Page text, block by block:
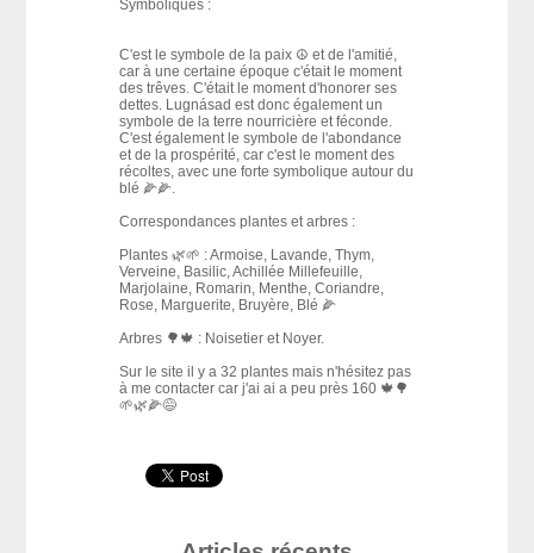
Symboliques :
C'est le symbole de la paix ☮️ et de l'amitié,
car à une certaine époque c'était le moment
des trêves. C'était le moment d'honorer ses
dettes. Lugnásad est donc également un
symbole de la terre nourricière et féconde.
C'est également le symbole de l'abondance
et de la prospérité, car c'est le moment des
récoltes, avec une forte symbolique autour du
blé 🌽🌽.
Correspondances plantes et arbres :
Plantes 🌿🌱 : Armoise, Lavande, Thym,
Verveine, Basilic, Achillée Millefeuille,
Marjolaine, Romarin, Menthe, Coriandre,
Rose, Marguerite, Bruyère, Blé 🌽
Arbres 🌳🍁 : Noisetier et Noyer.
Sur le site il y a 32 plantes mais n'hésitez pas
à me contacter car j'ai ai a peu près 160 🍁🌳
🌱🌿🌽😅